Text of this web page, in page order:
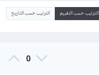
الترتيب حسب التقييم الترتيب حسب التاريخ
0